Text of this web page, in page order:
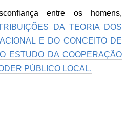
entre os homens,
DA TEORIA DOS
E DO CONCEITO DE
ESTUDO DA COOPERAÇÃO
PÚBLICO LOCAL.